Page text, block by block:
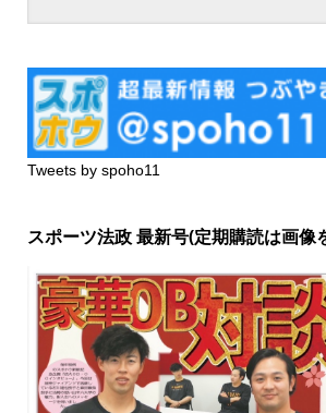
Tweets by spoho11
スポーツ法政 最新号(定期購読は画像